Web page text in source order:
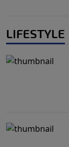
LIFESTYLE